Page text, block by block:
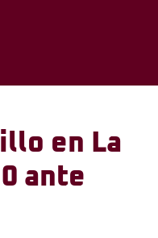
en La
ante